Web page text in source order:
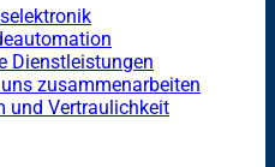
Dienstleistungen
zusammenarbeiten
und Vertraulichkeit